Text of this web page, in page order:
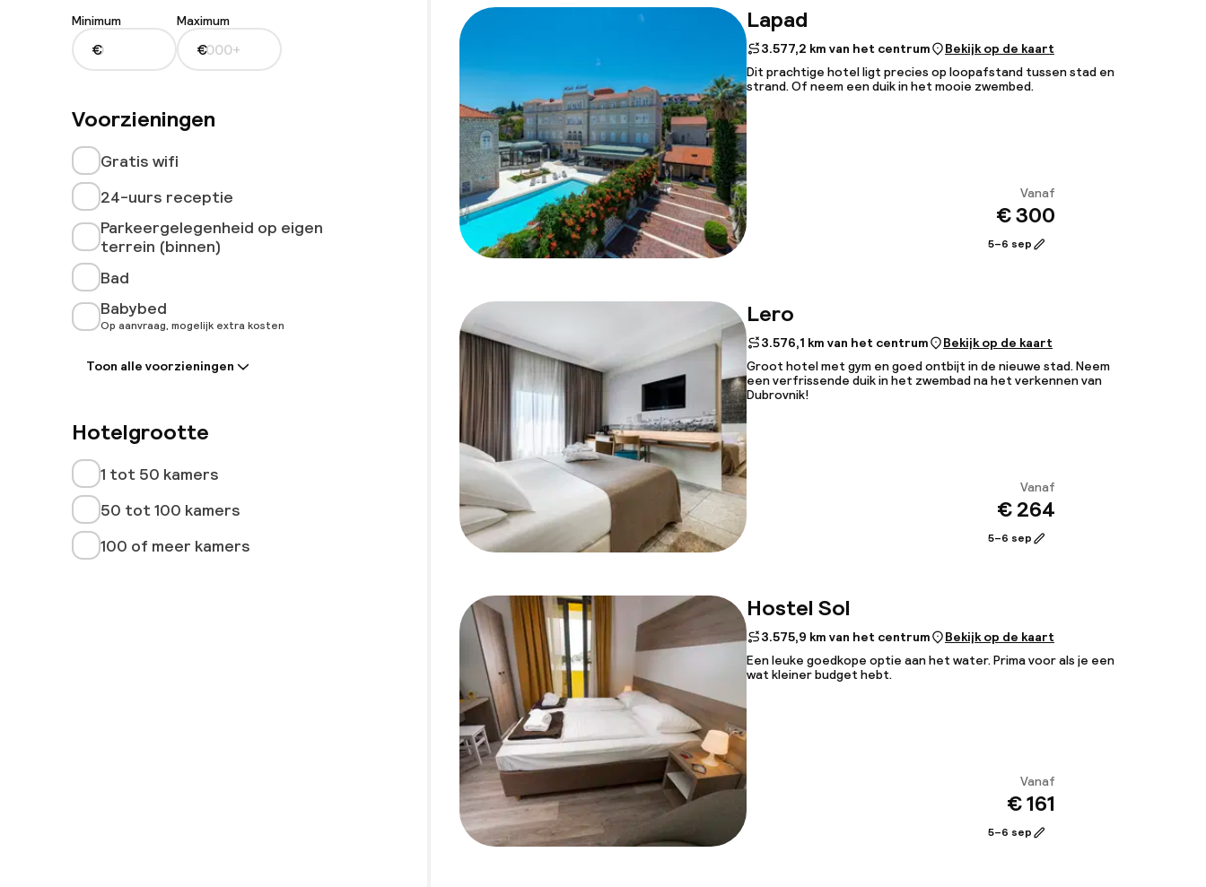
Minimum
€
Maximum
€
Voorzieningen
Gratis wifi
24-uurs receptie
Parkeergelegenheid op eigen
terrein (binnen)
Bad
Babybed
Op aanvraag, mogelijk extra kosten
Toon alle voorzieningen
Hotelgrootte
1 tot 50 kamers
50 tot 100 kamers
100 of meer kamers
Lapad
3.577,2 km van het centrum
Bekijk op de kaart
Dit prachtige hotel ligt precies op loopafstand tussen stad en
strand. Of neem een duik in het mooie zwembed.
Vanaf
€ 300
5–6 sep
Lero
3.576,1 km van het centrum
Bekijk op de kaart
Groot hotel met gym en goed ontbijt in de nieuwe stad. Neem
een verfrissende duik in het zwembad na het verkennen van
Dubrovnik!
Vanaf
€ 264
5–6 sep
Hostel Sol
3.575,9 km van het centrum
Bekijk op de kaart
Een leuke goedkope optie aan het water. Prima voor als je een
wat kleiner budget hebt.
Vanaf
€ 161
5–6 sep